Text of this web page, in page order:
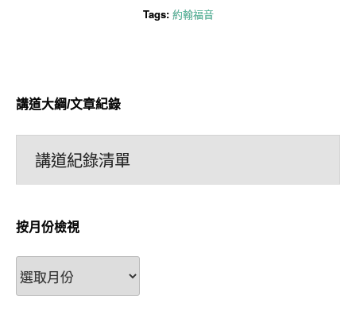
Tags: 約翰福音
講道大綱/文章紀錄
講道紀錄清單
按月份檢視
按
月